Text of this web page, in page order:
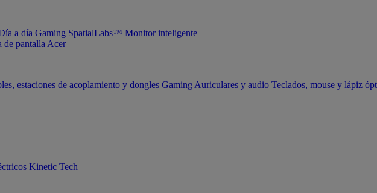
a día Gaming SpatialLabs™ Monitor inteligente
de pantalla Acer
estaciones de acoplamiento y dongles Gaming Auriculares y audio Teclados, mouse y lápiz
Kinetic Tech